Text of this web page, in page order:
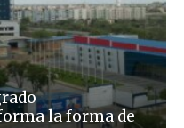
la forma de